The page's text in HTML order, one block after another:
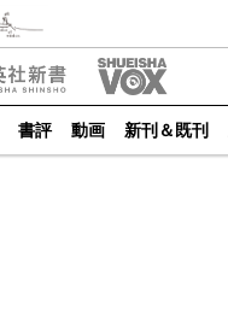
書評 動画 新刊＆既刊